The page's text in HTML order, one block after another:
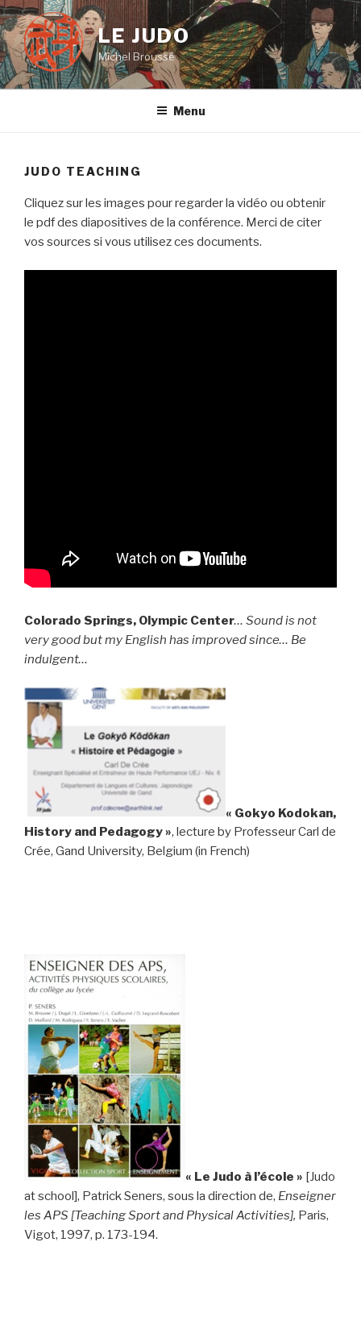
Aller
au
contenu
principal
LE JUDO
Michel Brousse
Menu
JUDO TEACHING
Cliquez sur les images pour regarder la vidéo ou obtenir
le pdf des diapositives de la conférence. Merci de citer
vos sources si vous utilisez ces documents.
Colorado Springs, Olympic Center… Sound is not
very good but my English has improved since… Be
indulgent…
« Gokyo Kodokan,
History and Pedagogy », lecture by Professeur Carl de
Crée, Gand University, Belgium (in French)
« Le Judo à l’école » [Judo
at school], Patrick Seners, sous la direction de, Enseigner
les APS [Teaching Sport and Physical Activities], Paris,
Vigot, 1997, p. 173-194.